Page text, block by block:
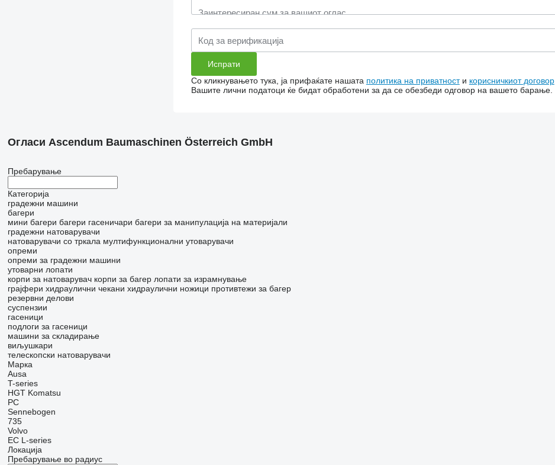
Со кликнувањето тука, ја прифаќате нашата политика на приватности корисничкиот договор.
Вашите лични податоци ќе бидат обработени за да се обезбеди одговор на вашето барање.
Огласи Ascendum Baumaschinen Österreich GmbH
Пребарување
Категорија
градежни машини
багери
мини багери багери гасеничари багери за манипулација на материјали
градежни натоварувачи
натоварувачи со тркала мултифункционални утоварувачи
опреми
опреми за градежни машини
утоварни лопати
корпи за натоварувач корпи за багер лопати за израмнување
грајфери хидраулични чекани хидраулични ножици противтежи за багер
резервни делови
суспензии
гасеници
подлоги за гасеници
машини за складирање
виљушкари
телескопски натоварувачи
Марка
Ausa
T-series
HGT Komatsu
PC
Sennebogen
735
Volvo
EC L-series
Локација
Пребарување во радиус